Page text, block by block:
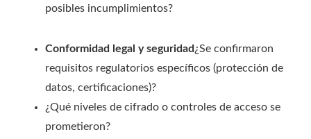
posibles incumplimientos?
Conformidad legal y seguridad¿Se confirmaron
requisitos regulatorios específicos (protección de
datos, certificaciones)?
¿Qué niveles de cifrado o controles de acceso se
prometieron?